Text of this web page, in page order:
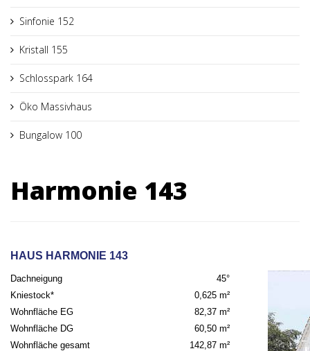
Sinfonie 152
Kristall 155
Schlosspark 164
Öko Massivhaus
Bungalow 100
Harmonie 143
HAUS HARMONIE 143
Dachneigung
Kniestock*
Wohnfläche EG
Wohnfläche DG
Wohnfläche gesamt
45°
0,625 m²
82,37 m²
60,50 m²
142,87 m²